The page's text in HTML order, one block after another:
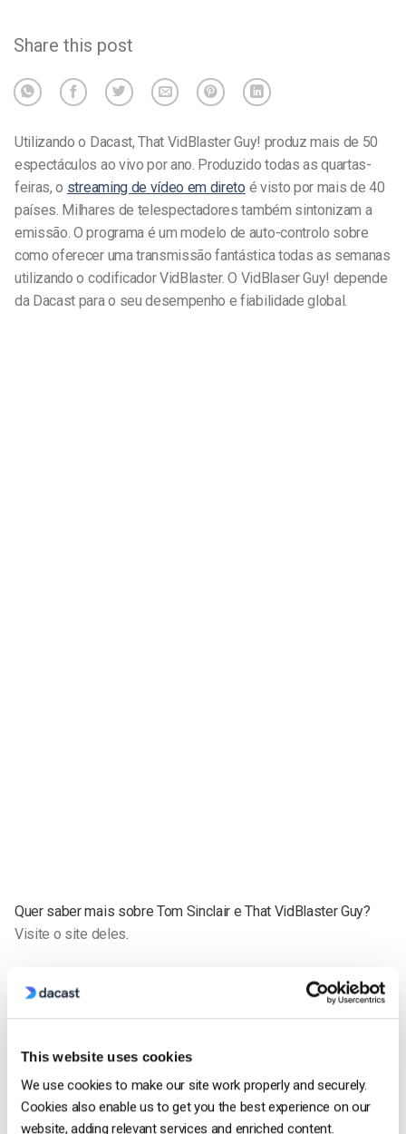
This website uses cookies
We use cookies to make our site work properly and securely.
Cookies also enable us to get you the best experience on our
website, adding relevant services and enriched content.
Share this post
Utilizando o Dacast, That VidBlaster Guy! produz mais de 50
espectáculos ao vivo por ano. Produzido todas as quartas-
feiras, o streaming de vídeo em direto é visto por mais de 40
países. Milhares de telespectadores também sintonizam a
emissão. O programa é um modelo de auto-controlo sobre
como oferecer uma transmissão fantástica todas as semanas
utilizando o codificador VidBlaster. O VidBlaser Guy! depende
da Dacast para o seu desempenho e fiabilidade global.
Quer saber mais sobre Tom Sinclair e That VidBlaster Guy?
Visite o site deles.
at Dacast for 5 years. He loves the video
streaming industry and is now working
with our friends at IBM Cloud Video.